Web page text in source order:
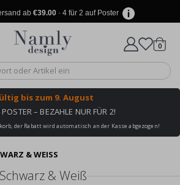
ab €39.00· 4 für 2 auf Poster
von 1025 Bewertungen
Wagen
0
bis zum 9. August
POSTER – BEZAHLE NUR FÜR 2!
der Rabatt wird automatisch an der Kasse abgezogen!
& WEISS
& Weiß